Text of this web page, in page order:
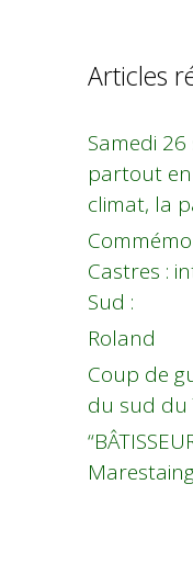
Articles
Samedi
partout
climat, la
Castres :
Sud :
Roland
Coup de
du sud du